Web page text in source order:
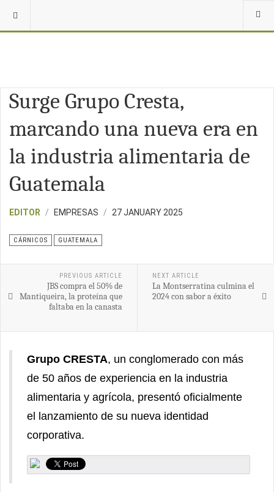
Surge Grupo Cresta,
marcando una nueva era en
la industria alimentaria de
Guatemala
EDITOR EMPRESAS 27 JANUARY 2025
CÁRNICOS GUATEMALA
PREVIOUS ARTICLE
JBS compra el 50% de
Mantiqueira, la proteína que
faltaba en la canasta
NEXT ARTICLE
La Montserratina culmina el
2024 con sabor a éxito
Grupo CRESTA, un conglomerado con más
de 50 años de experiencia en la industria
alimentaria y agrícola, presentó oficialmente
el lanzamiento de su nueva identidad
corporativa.